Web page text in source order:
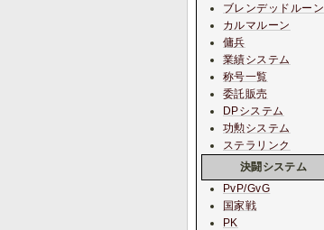
ブレンデッドルーン
カルマルーン
傭兵
業績システム
称号一覧
委託販売
DPシステム
功勲システム
ステラリンク
決闘システム
PvP/GvG
国家戦
PK